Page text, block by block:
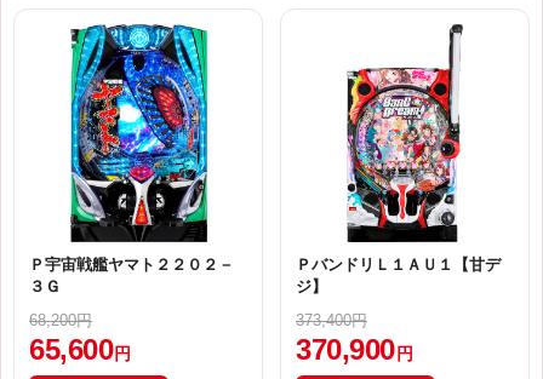
Ｐ宇宙戦艦ヤマト２２０２－
３Ｇ
68,200円
65,600 円
ＰバンドリＬ１ＡＵ１【甘デ
ジ】
373,400円
370,900 円